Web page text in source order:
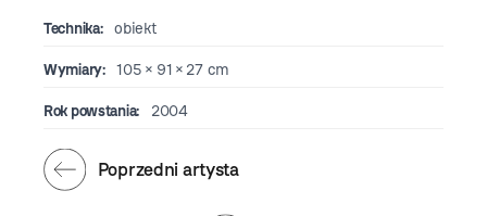
Technika: obiekt
Wymiary: 105 × 91 × 27 cm
Rok powstania: 2004
Poprzedni artysta